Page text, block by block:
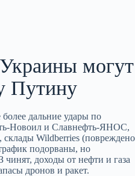
могут
Путину
дальние удары по
и Славнефть‑ЯНОС,
склады Wildberries (повреждено
подорваны, но
доходы от нефти и газа
дронов и ракет.